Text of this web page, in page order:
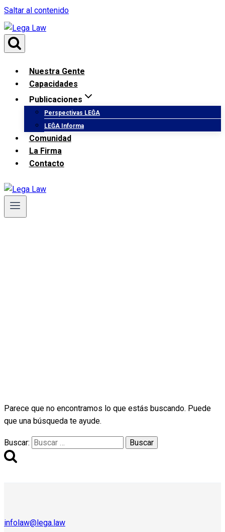
Saltar al contenido
Nuestra Gente
Capacidades
Publicaciones
Perspectivas LEĜA
LEĜA Informa
Comunidad
La Firma
Contacto
Parece que no encontramos lo que estás buscando. Puede
que una búsqueda te ayude.
Buscar:
infolaw@lega.law